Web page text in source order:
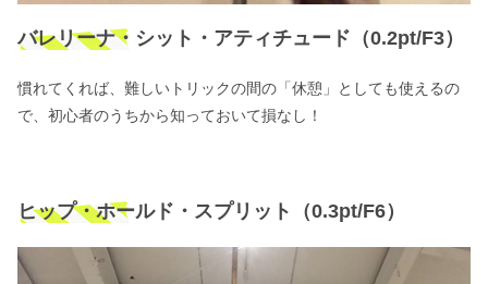
バレリーナ・シット・アティチュード（0.2pt/F3）
慣れてくれば、難しいトリックの間の「休憩」としても使えるの
で、初心者のうちから知っておいて損なし！
ヒップ・ホールド・スプリット（0.3pt/F6）